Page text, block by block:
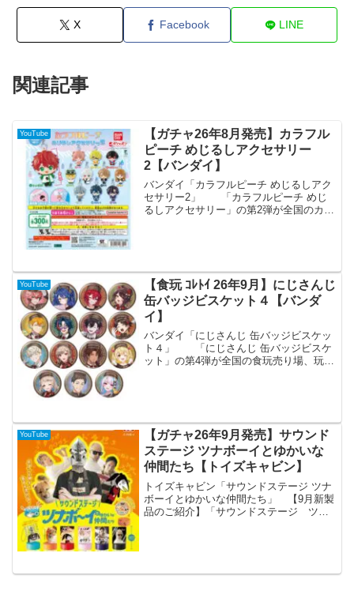
X Facebook LINE
関連記事
YouTube
【ガチャ26年8月発売】カラフル
ピーチ めじるしアクセサリー
2【バンダイ】
バンダイ「カラフルピーチ めじるしアク
セサリー2」 「カラフルピーチ めじ
るしアクセサリー」の第2弾が全国のカプ
YouTube
【食玩 ｺﾚﾄｲ 26年9月】にじさんじ
缶バッジビスケット４【バンダ
イ】
バンダイ「にじさんじ 缶バッジビスケッ
ト４」 「にじさんじ 缶バッジビスケ
ット」の第4弾が全国の食玩売り場、玩
YouTube
【ガチャ26年9月発売】サウンド
ステージ ツナボーイとゆかいな
仲間たち【トイズキャビン】
トイズキャビン「サウンドステージ ツナ
ボーイとゆかいな仲間たち」 【9月新製
品のご紹介】「サウンドステージ ツナ